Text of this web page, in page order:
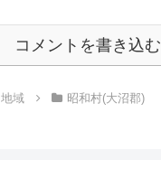
コメントを書き込む
地域 昭和村(大沼郡)